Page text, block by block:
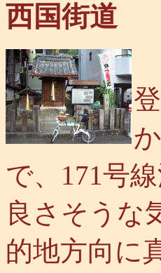
西国街道
で、171号
良さそうな
的地方向に